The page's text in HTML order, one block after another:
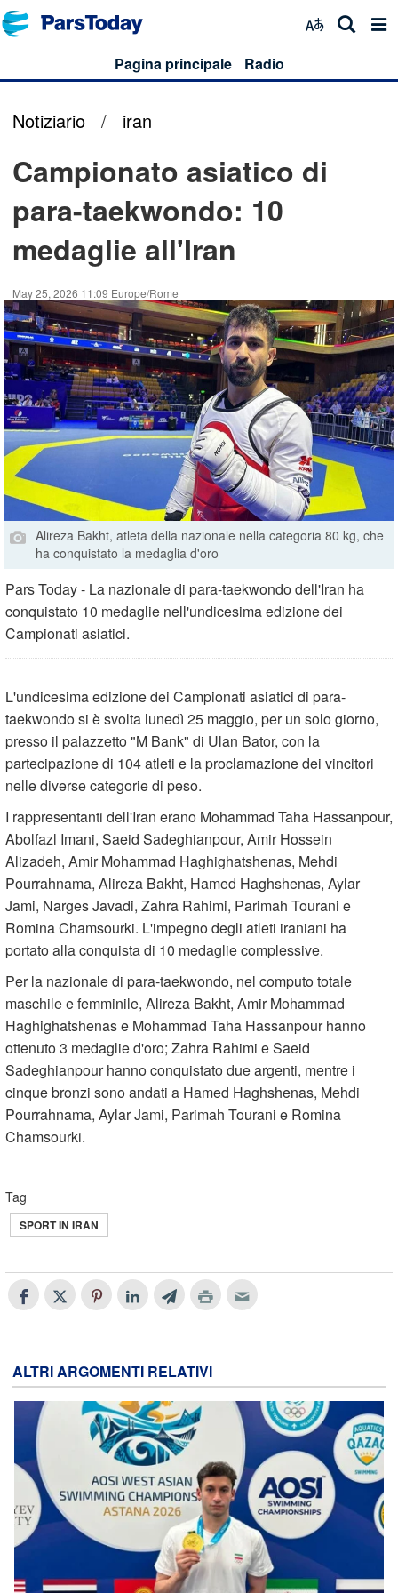
Pagina principale Radio
Notiziario / iran
Campionato asiatico di
para-taekwondo: 10
medaglie all'Iran
May 25, 2026 11:09 Europe/Rome
Alireza Bakht, atleta della nazionale nella categoria 80 kg, che
ha conquistato la medaglia d'oro
Pars Today - La nazionale di para-taekwondo dell'Iran ha
conquistato 10 medaglie nell'undicesima edizione dei
Campionati asiatici.
L'undicesima edizione dei Campionati asiatici di para-
taekwondo si è svolta lunedì 25 maggio, per un solo giorno,
presso il palazzetto "M Bank" di Ulan Bator, con la
partecipazione di 104 atleti e la proclamazione dei vincitori
nelle diverse categorie di peso.
I rappresentanti dell'Iran erano Mohammad Taha Hassanpour,
Abolfazl Imani, Saeid Sadeghianpour, Amir Hossein
Alizadeh, Amir Mohammad Haghighatshenas, Mehdi
Pourrahnama, Alireza Bakht, Hamed Haghshenas, Aylar
Jami, Narges Javadi, Zahra Rahimi, Parimah Tourani e
Romina Chamsourki. L'impegno degli atleti iraniani ha
portato alla conquista di 10 medaglie complessive.
Per la nazionale di para-taekwondo, nel computo totale
maschile e femminile, Alireza Bakht, Amir Mohammad
Haghighatshenas e Mohammad Taha Hassanpour hanno
ottenuto 3 medaglie d'oro; Zahra Rahimi e Saeid
Sadeghianpour hanno conquistato due argenti, mentre i
cinque bronzi sono andati a Hamed Haghshenas, Mehdi
Pourrahnama, Aylar Jami, Parimah Tourani e Romina
Chamsourki.
Tag
SPORT IN IRAN
ALTRI ARGOMENTI RELATIVI